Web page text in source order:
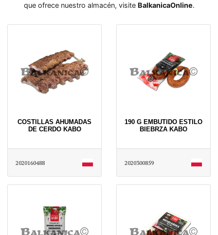
que ofrece nuestro almacén, visite BalkanicaOnline․
COSTILLAS AHUMADAS
DE CERDO KABO
2020160488
190 G EMBUTIDO ESTILO
BIEBRZA KABO
2020300859